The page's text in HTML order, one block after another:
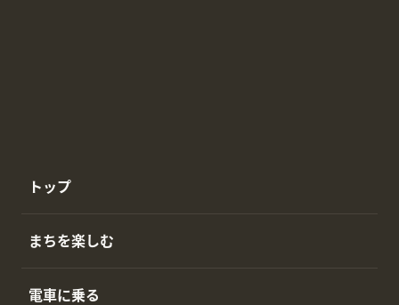
トップ
まちを楽しむ
電車に乗る